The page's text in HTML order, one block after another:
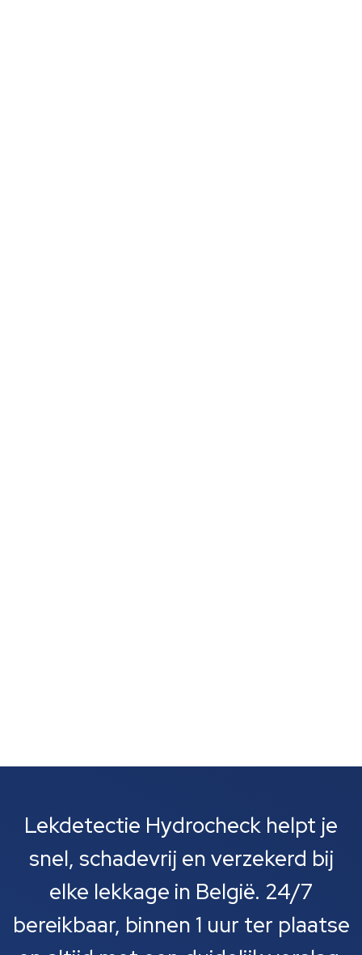
Lekdetectie Hydrocheck helpt je
snel, schadevrij en verzekerd bij
elke lekkage in België. 24/7
bereikbaar, binnen 1 uur ter plaatse